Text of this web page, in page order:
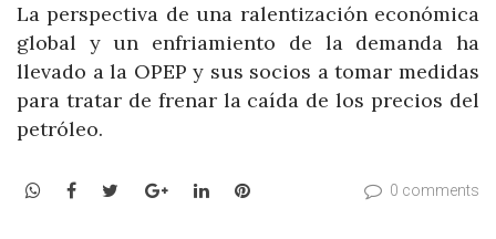
La perspectiva de una ralentización económica
global y un enfriamiento de la demanda ha
llevado a la OPEP y sus socios a tomar medidas
para tratar de frenar la caída de los precios del
petróleo.
WhatsApp
Facebook
TwitterGoogle+LinkedInPinterest 0 comments